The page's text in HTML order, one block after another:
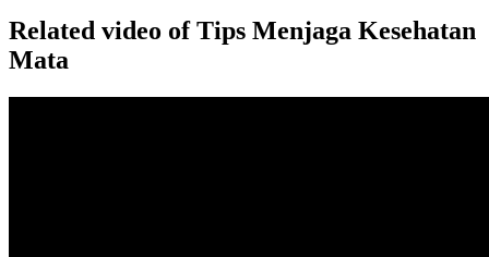
Related video of Tips Menjaga Kesehatan
Mata